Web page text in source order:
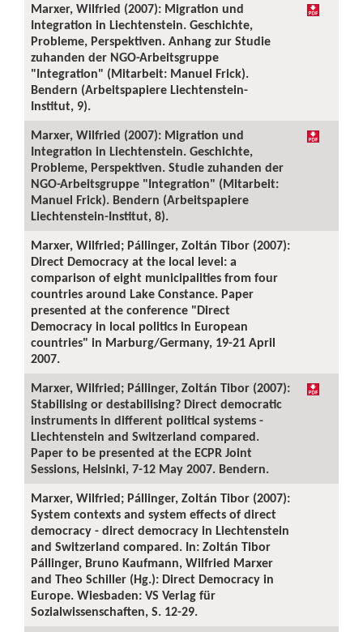
Marxer, Wilfried (2007): Migration und
Integration in Liechtenstein. Geschichte,
Probleme, Perspektiven. Anhang zur Studie
zuhanden der NGO-Arbeitsgruppe
"Integration" (Mitarbeit: Manuel Frick).
Bendern (Arbeitspapiere Liechtenstein-
Institut, 9).
Marxer, Wilfried (2007): Migration und
Integration in Liechtenstein. Geschichte,
Probleme, Perspektiven. Studie zuhanden der
NGO-Arbeitsgruppe "Integration" (Mitarbeit:
Manuel Frick). Bendern (Arbeitspapiere
Liechtenstein-Institut, 8).
Marxer, Wilfried; Pállinger, Zoltán Tibor (2007):
Direct Democracy at the local level: a
comparison of eight municipalities from four
countries around Lake Constance. Paper
presented at the conference "Direct
Democracy in local politics in European
countries" in Marburg/Germany, 19-21 April
2007.
Marxer, Wilfried; Pállinger, Zoltán Tibor (2007):
Stabilising or destabilising? Direct democratic
instruments in different political systems -
Liechtenstein and Switzerland compared.
Paper to be presented at the ECPR Joint
Sessions, Helsinki, 7-12 May 2007. Bendern.
Marxer, Wilfried; Pállinger, Zoltán Tibor (2007):
System contexts and system effects of direct
democracy - direct democracy in Liechtenstein
and Switzerland compared. In: Zoltán Tibor
Pállinger, Bruno Kaufmann, Wilfried Marxer
and Theo Schiller (Hg.): Direct Democracy in
Europe. Wiesbaden: VS Verlag für
Sozialwissenschaften, S. 12-29.